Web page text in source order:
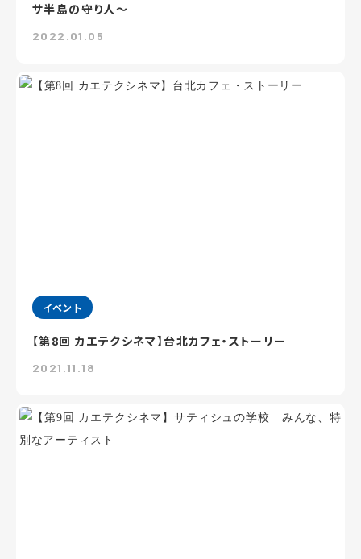
サ半島の守り人～
2022.01.05
イベント
【第8回 カエテクシネマ】台北カフェ・ストーリー
2021.11.18